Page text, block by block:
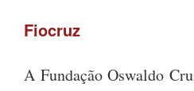
Fiocruz
A Fundação Oswaldo